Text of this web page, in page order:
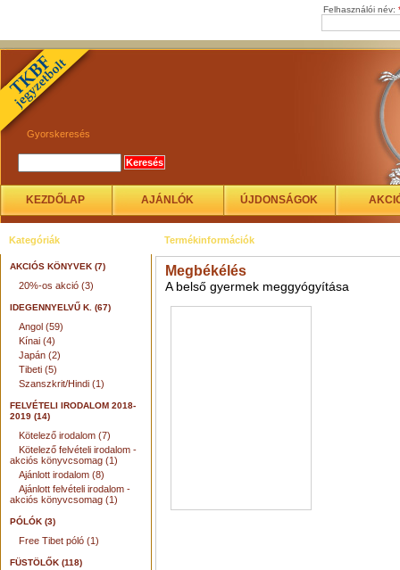
Felhasználói név:
Gyorskeresés
KEZDŐLAP AJÁNLÓK ÚJDONSÁGOK
Kategóriák
AKCIÓS KÖNYVEK (7)
20%-os akció (3)
IDEGENNYELVŰ K. (67)
Angol (59)
Kínai (4)
Japán (2)
Tibeti (5)
Szanszkrit/Hindi (1)
FELVÉTELI IRODALOM 2018-
2019 (14)
Kötelező irodalom (7)
Kötelező felvételi irodalom -
akciós könyvcsomag (1)
Ajánlott irodalom (8)
Ajánlott felvételi irodalom -
akciós könyvcsomag (1)
PÓLÓK (3)
Free Tibet póló (1)
FÜSTÖLŐK (118)
Termékinformációk
Megbékélés
A belső gyermek meggyógyítása